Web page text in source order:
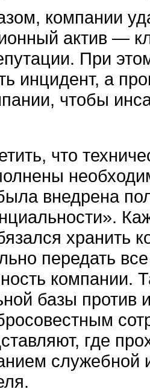
компании
актив —
При
инцидент, а
чтобы
что
внедрена
хранить
передать
компании.
базы против
где